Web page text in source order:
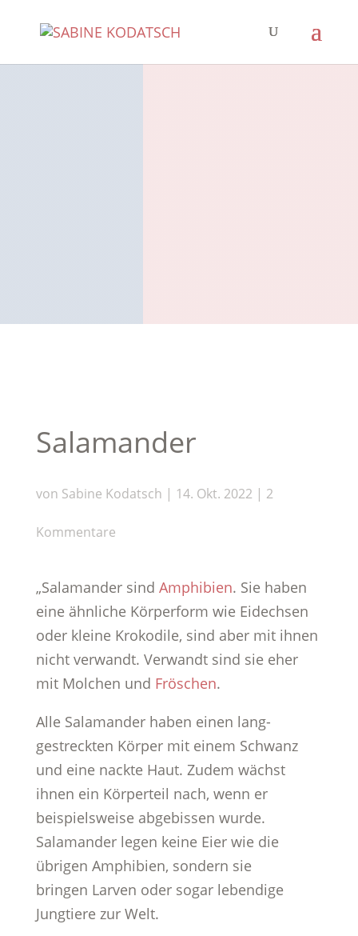
Salamander
von Sabine Kodatsch | 14. Okt. 2022 | 2
Kommentare
„Salamander sind Amphibien. Sie haben
eine ähnliche Körperform wie Eidechsen
oder kleine Krokodile, sind aber mit ihnen
nicht verwandt. Verwandt sind sie eher
mit Molchen und Fröschen.
Alle Salamander haben einen lang-
gestreckten Körper mit einem Schwanz
und eine nackte Haut. Zudem wächst
ihnen ein Körperteil nach, wenn er
beispielsweise abgebissen wurde.
Salamander legen keine Eier wie die
übrigen Amphibien, sondern sie
bringen Larven oder sogar lebendige
Jungtiere zur Welt.